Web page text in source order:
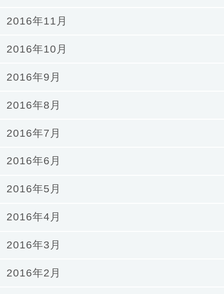
2016年11月
2016年10月
2016年9月
2016年8月
2016年7月
2016年6月
2016年5月
2016年4月
2016年3月
2016年2月